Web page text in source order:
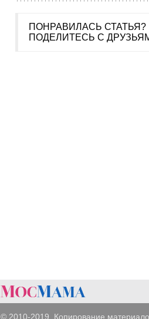
ПОНРАВИЛАСЬ СТАТЬЯ?
ПОДЕЛИТЕСЬ С
© 2010-2019. Копирование